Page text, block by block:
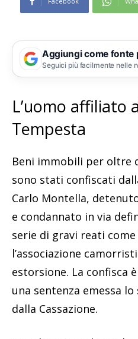
Aggiungi come fonte
Seguici più facilmente nelle
L’uomo affiliato
Tempesta
Beni immobili per oltre
sono stati confiscati
Carlo Montella,
e condannato in via
serie di gravi reati come
l’associazione
estorsione. La confisca
una sentenza emessa
dalla Cassazione.